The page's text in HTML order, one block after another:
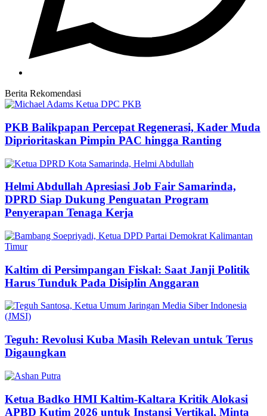
Berita Rekomendasi
PKB Balikpapan Percepat Regenerasi, Kader Muda
Diprioritaskan Pimpin PAC hingga Ranting
Helmi Abdullah Apresiasi Job Fair Samarinda,
DPRD Siap Dukung Penguatan Program
Penyerapan Tenaga Kerja
Kaltim di Persimpangan Fiskal: Saat Janji Politik
Harus Tunduk Pada Disiplin Anggaran
Teguh: Revolusi Kuba Masih Relevan untuk Terus
Digaungkan
Ketua Badko HMI Kaltim-Kaltara Kritik Alokasi
APBD Kutim 2026 untuk Instansi Vertikal, Minta